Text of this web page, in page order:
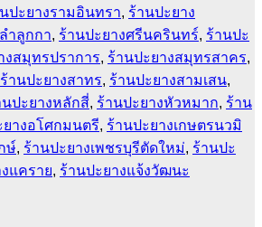
ปะยางรามอินทรา, ร้านปะยาง
ำลูกกา, ร้านปะยางศรีนครินทร์, ร้านปะ
งสมุทรปราการ, ร้านปะยางสมุทรสาคร,
ร้านปะยางสาทร, ร้านปะยางสามเสน,
นปะยางหลักสี่, ร้านปะยางหัวหมาก, ร้าน
ยางอโศกมนตรี, ร้านปะยางเกษตรนวมิ
ษ์, ร้านปะยางเพชรบุรีตัดใหม่, ร้านปะ
แคราย, ร้านปะยางแจ้งวัฒนะ